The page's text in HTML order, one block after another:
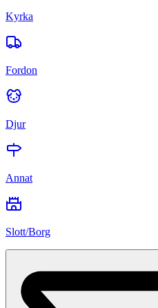
Kyrka
Fordon
Djur
Annat
Slott/Borg